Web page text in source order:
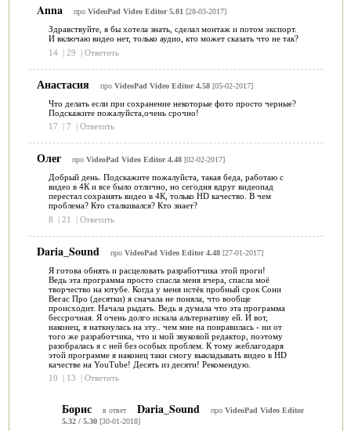
Anna про VideoPad Video Editor 5.01 [28-03-2017]
Здравствуйте, я бы хотела знать, сделал монтаж и потом экспорт.
И включаю видео нет, только аудио, кто может сказать что не так?
14 | 29 | Ответить
Анастасия про VideoPad Video Editor 4.58[05-02-2017]
Что делать если при сохранение некоторые фото просто черные?
Подскажите пожалуйста,очень срочно!
17
| 7 | Ответить
Олег про VideoPad Video Editor 4.48[02-02-2017]
Добрый день. Подскажите пожалуйста, такая беда, работаю с
видео в 4К и все было отлично, но сегодня вдруг видеопад
перестал сохранять видео в 4К, только HD качество. В чем
проблема? Кто сталкивался? Кто знает?
8
| 21 | Ответить
Daria_Sound про VideoPad Video Editor 4.48[27-01-2017]
Я готова обнять и расцеловать разработчика этой проги!
Ведь эта программа просто спасла меня вчера, спасла моё
творчество на ютубе. Когда у меня истёк пробный срок Сони
Вегас Про (десятки) я сначала не поняла, что вообще
происходит. Начала рыдать. Ведь я думала что эта программа
бессрочная. Я очень долго искала альтернативу ей. И вот,
наконец, я наткнулась на эту.. чем мне на понравилась - ни от
того же разработчика, что и мой звуковой редактор, поэтому
разобралась я с ней без особых проблем. К тому жеблагодаря
этой программе я наконец таки смогу выкладывать видео в HD
качестве на YouTube! Десять из десяти! Рекомендую.
10
| 13 | Ответить
Борис в ответ Daria_Sound про VideoPad Video Editor
5.32 / 5.30[30-01-2018]